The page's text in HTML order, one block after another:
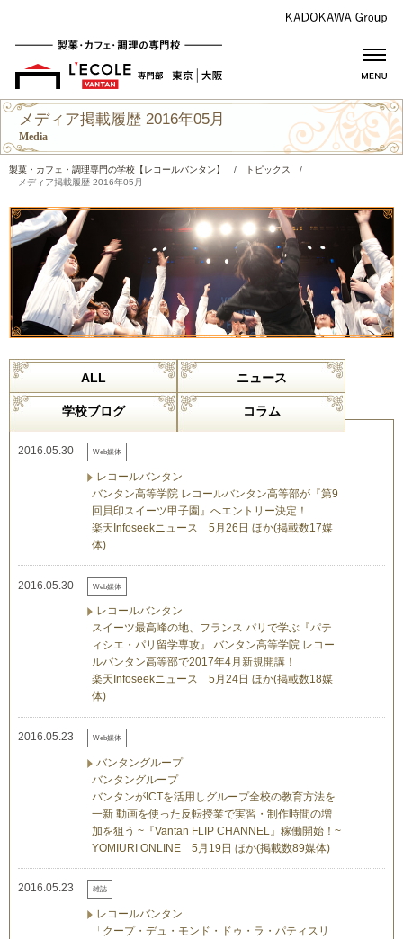
メディア掲載履歴 2016年05月
Media
製菓・カフェ・調理専門の学校【レコールバンタン】 / トピックス
/
メディア掲載履歴 2016年05月
ALL ニュース
学校ブログ コラム
2016.05.30 Web媒体
レコールバンタン
バンタン高等学院 レコールバンタン高等部が『第9
回貝印スイーツ甲子園』へエントリー決定！
楽天Infoseekニュース 5月26日 ほか(掲載数17媒
体)
2016.05.30 Web媒体
レコールバンタン
スイーツ最高峰の地、フランス パリで学ぶ『パテ
ィシエ・パリ留学専攻』 バンタン高等学院 レコー
ルバンタン高等部で2017年4月新規開講！
楽天Infoseekニュース 5月24日 ほか(掲載数18媒
体)
2016.05.23 Web媒体
バンタングループ
バンタングループ
バンタンがICTを活用しグループ全校の教育方法を
一新 動画を使った反転授業で実習・制作時間の増
加を狙う ~『Vantan FLIP CHANNEL』稼働開始！~
YOMIURI ONLINE 5月19日 ほか(掲載数89媒体)
2016.05.23 雑誌
レコールバンタン
「クープ・デュ・モンド・ドゥ・ラ・パティスリ